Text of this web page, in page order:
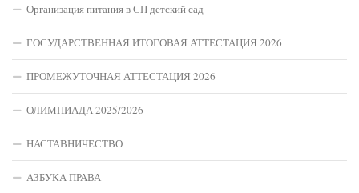
Организация питания в СП детский сад
ГОСУДАРСТВЕННАЯ ИТОГОВАЯ АТТЕСТАЦИЯ 2026
ПРОМЕЖУТОЧНАЯ АТТЕСТАЦИЯ 2026
ОЛИМПИАДА 2025/2026
НАСТАВНИЧЕСТВО
АЗБУКА ПРАВА